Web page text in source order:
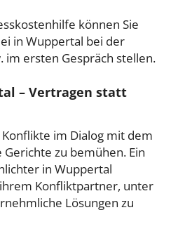
können Sie
in Wuppertal bei der
ersten Gespräch stellen.
– Vertragen statt
Konflikte im Dialog mit dem
zu bemühen. Ein
in Wuppertal
Konfliktpartner, unter
Lösungen zu